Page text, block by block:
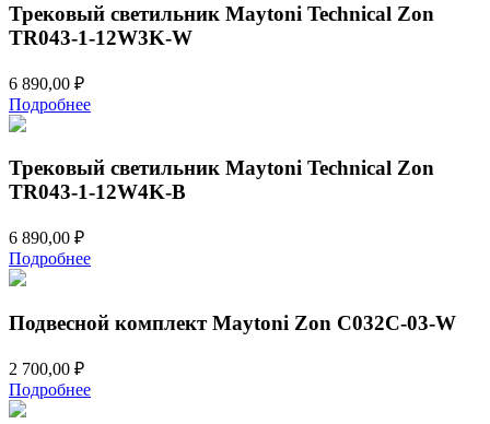
Трековый светильник Maytoni Technical Zon
TR043-1-12W3K-W
6 890,00 ₽
Подробнее
Трековый светильник Maytoni Technical Zon
TR043-1-12W4K-B
6 890,00 ₽
Подробнее
Подвесной комплект Maytoni Zon C032C-03-W
2 700,00 ₽
Подробнее